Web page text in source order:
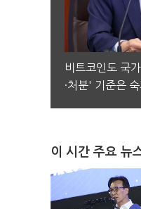
비트코인도 국
·처분' 기준은 숙
이 시간 주요 뉴